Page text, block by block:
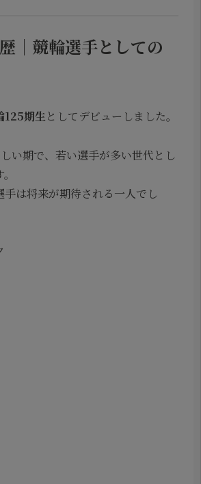
｜競輪選手としての
125期生としてデビューしました。
い期で、若い選手が多い世代とし
手は将来が期待される一人でし